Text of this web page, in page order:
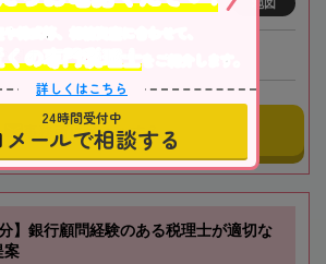
地図
国オンライン相談可
事務所にメールする
】銀行顧問経験のある税理士が適切な
案
や株式等、相続資産に合わせて、
の専門税理士 をご紹介します。
詳しくはこちら
24時間受付中
メールで相談する